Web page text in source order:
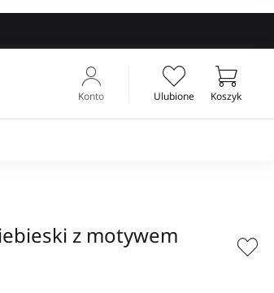
Ulubione
Konto Koszyk
z motywem